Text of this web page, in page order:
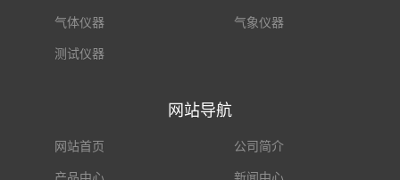
气体仪器 气象仪器
测试仪器
网站导航
网站首页 公司简介